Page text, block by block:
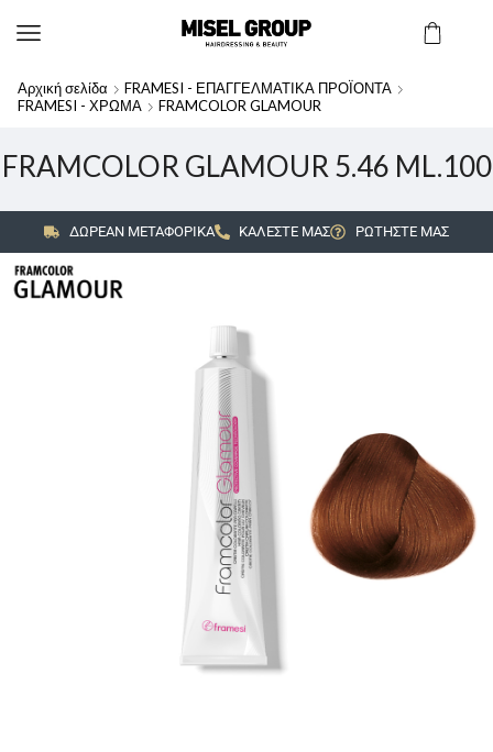
Αρχική σελίδα
FRAMESI - ΕΠΑΓΓΕΛΜΑΤΙΚΑ ΠΡΟΪΟΝΤΑ
FRAMESI - ΧΡΩΜΑ
FRAMCOLOR GLAMOUR
FRAMCOLOR GLAMOUR 5.46 ML.100
ΔΩΡΕΑΝ ΜΕΤΑΦΟΡΙΚΑ ΚΑΛΕΣΤΕ ΜΑΣ ΡΩΤΗΣΤΕ ΜΑΣ